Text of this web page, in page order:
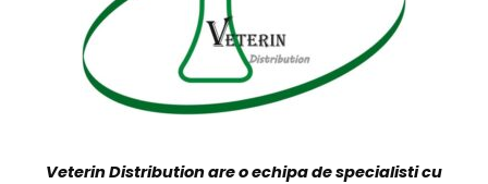
Veterin Distribution are o echipa de specialisti cu